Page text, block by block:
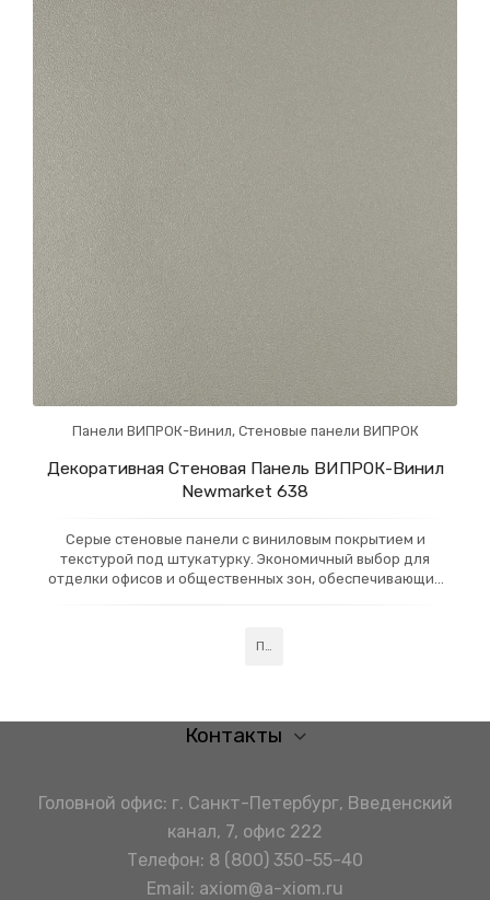
Панели ВИПРОК-Винил, Стеновые панели ВИПРОК
Декоративная Стеновая Панель ВИПРОК-Винил
Newmarket 638
Серые стеновые панели с виниловым покрытием и
текстурой под штукатурку. Экономичный выбор для
отделки офисов и общественных зон, обеспечивающий
Контакты
Головной офис: г. Санкт-Петербург, Введенский
канал, 7, офис 222
Телефон: 8 (800) 350-55-40
Email: axiom@a-xiom.ru